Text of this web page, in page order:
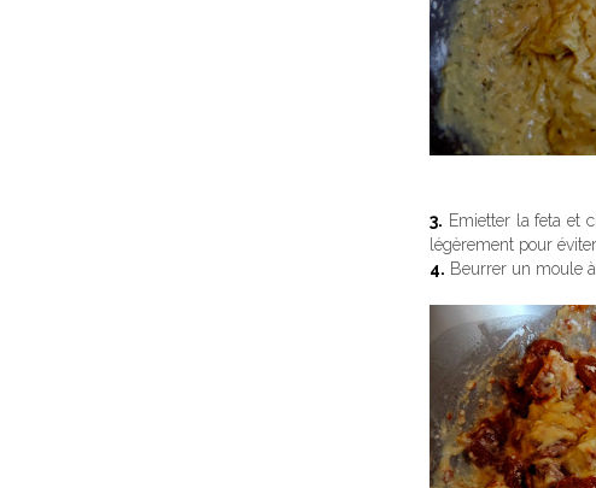
3. Emietter la feta et
légèrement pour
4. Beurrer un moule